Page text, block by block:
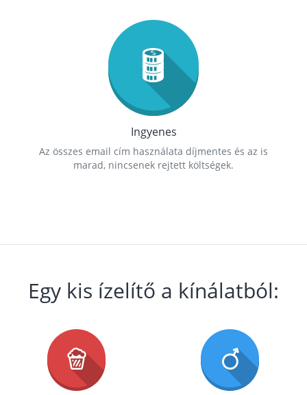
Ingyenes
Az összes email cím használata díjmentes és az is
marad, nincsenek rejtett költségek.
Egy kis ízelítő a kínálatból: